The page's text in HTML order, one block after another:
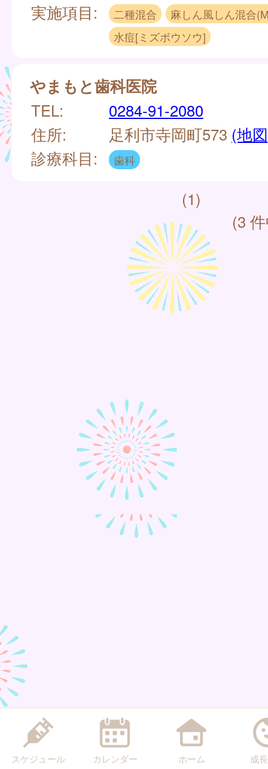
実施項目: 二種混合
麻しん風しん混合
水痘[ミズボウソウ]
やまもと歯科医院
TEL:
0284-91-2080
住所:
足利市寺岡町573 (地
診療科目:
歯科
(1)
(3
スケジュール カレンダー ホーム 成